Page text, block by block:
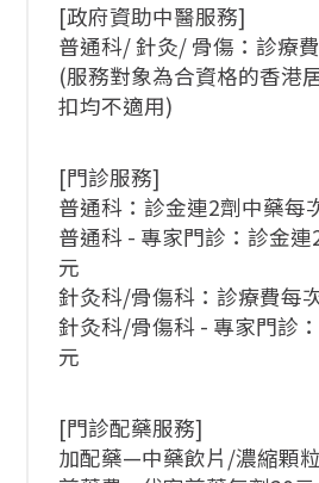
[政府資助中醫服務]
普通科/ 針灸/ 骨傷：診療
(服務對象為合資格的香港
扣均不適用)
[門診服務]
普通科：診金連2劑中藥每
普通科 - 專家門診：診金
元
針灸科/骨傷科：診療費每
針灸科/骨傷科 - 專家門診
元
[門診配藥服務]
加配藥—中藥飲片/濃縮顆